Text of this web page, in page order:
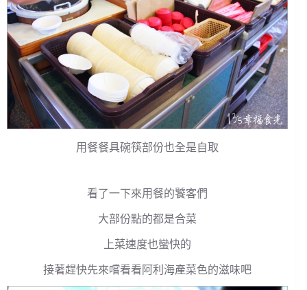
用餐餐具碗筷部份也全是自取
看了一下來用餐的饕客們
大部份點的都是合菜
上菜速度也蠻快的
接著趕快先來嚐看看阿利海產菜色的滋味吧